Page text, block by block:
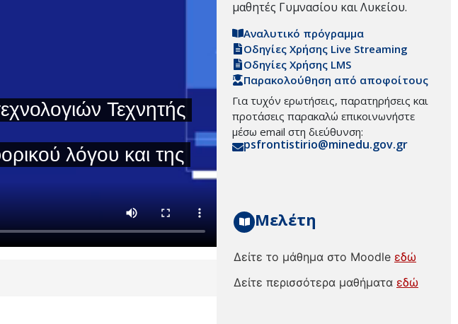
μαθητές Γυμνασίου και Λυκείου.
Αναλυτικό πρόγραμμα
Οδηγίες Χρήσης Live Streaming
Οδηγίες Χρήσης LMS
Παρακολούθηση από αποφοίτους
Για τυχόν ερωτήσεις, παρατηρήσεις και
προτάσεις παρακαλώ επικοινωνήστε
μέσω email στη διεύθυνση:
psfrontistirio@minedu.gov.gr
Μελέτη
Δείτε το μάθημα στο Moodle εδώ
Δείτε περισσότερα μαθήματα εδώ